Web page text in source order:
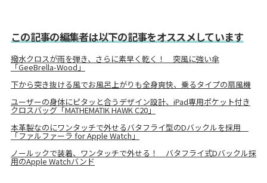
この記事の編集者は以下の記事をオススメしています
撥水クロスが雨を弾き、さらに素早く乾く！ 突風に強い傘
「GeeBrella-Wood」
下から突き抜ける風でお風呂上がりも全身爽快、乗るタイプの扇風機
ユーザーの身体にピタッと合うデザイン設計、iPad専用ポケット付き
クロスバッグ「MATHEMATIK HAWK C20」
本革製なのにワンタッチで外せるバタフライ型のDバックルを採用
「ファルファーラ for Apple Watch」
ノールックで装着、ワンタッチで外せる！ バタフライ式Dバックル採
用のApple Watchバンド